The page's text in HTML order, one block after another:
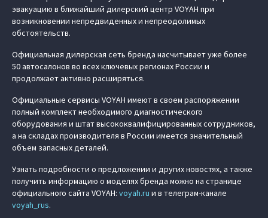
эвакуацию в ближайший дилерский центр VOYAH при
возникновении непредвиденных и непреодолимых
обстоятельств.
Официальная дилерская сеть бренда насчитывает уже более
50 автосалонов во всех ключевых регионах России и
продолжает активно расширяться.
Официальные сервисы VOYAH имеют в своем распоряжении
полный комплект необходимого диагностического
оборудования и штат высококвалифицированных сотрудников,
а на складах производителя в России имеется значительный
объем запасных деталей.
Узнать подробности о предложении и других новостях, а также
получить информацию о моделях бренда можно на странице
официального сайта VOYAH: voyah.ru и в телеграм-канале
voyah_rus.